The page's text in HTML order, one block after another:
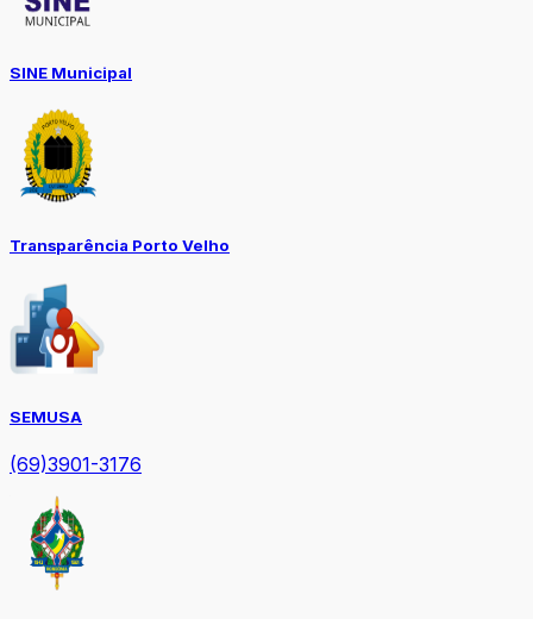
SINE Municipal
Transparência Porto Velho
SEMUSA
(69)3901-3176